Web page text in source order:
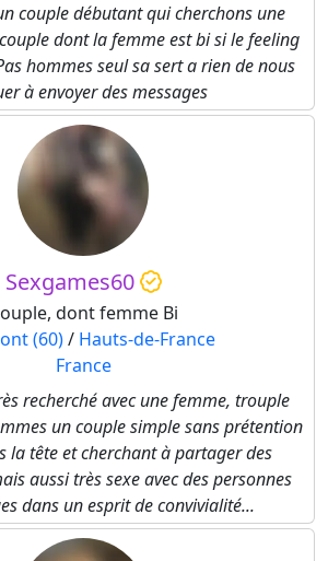
couple débutant qui cherchons une
dont la femme est bi si le feeling
hommes seul sa sert a rien de nous
à envoyer des messages
Sexgames60
dont femme Bi
(60)/ Hauts-de-France
France
recherché avec une femme, trouple
un couple simple sans prétention
la tête et cherchant à partager des
aussi très sexe avec des personnes
dans un esprit de convivialité...